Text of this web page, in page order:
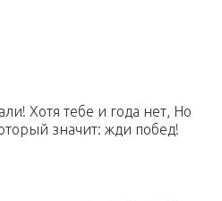
Хотя тебе и года нет, Но
значит: жди побед!